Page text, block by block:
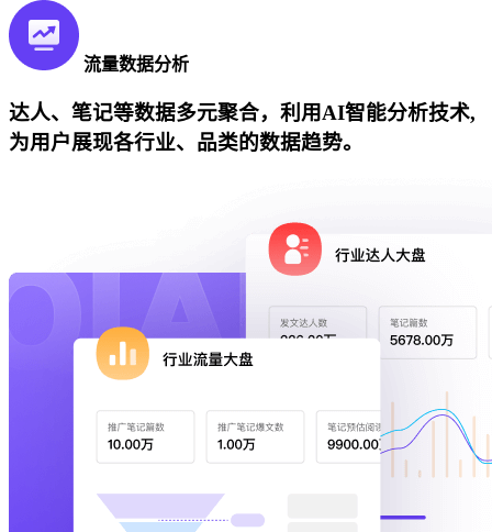
流量数据分析
达人、笔记等数据多元聚合，利用AI智能分析技术,
为用户展现各行业、品类的数据趋势。